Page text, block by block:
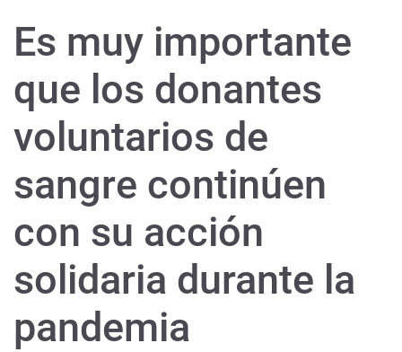
Es muy importante
que los donantes
voluntarios de
sangre continúen
con su acción
solidaria durante la
pandemia